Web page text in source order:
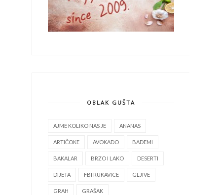
OBLAK GUŠTA
AJME KOLIKO NAS JE ANANAS
ARTIČOKE AVOKADO BADEMI
BAKALAR BRZO I LAKO DESERTI
DIJETA FBI RUKAVICE GLJIVE
GRAH GRAŠAK